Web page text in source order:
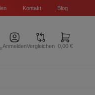
Kontakt Blog
AnmeldenVergleichen 0,00 €